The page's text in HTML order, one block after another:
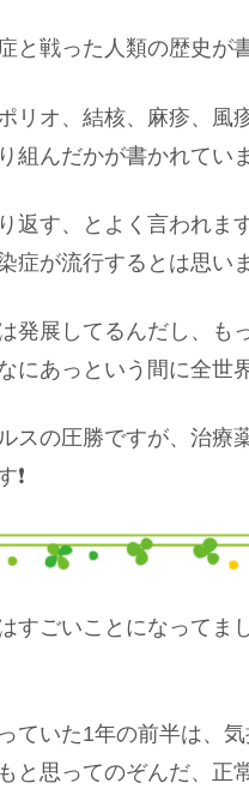
と戦った人類の歴史が
リオ、結核、麻疹、風
組んだかが書かれていま
返す、とよく言われま
症が流行するとは思い
発展してるんだし、も
にあっという間に全世
スの圧勝ですが、治療
すごいことになってま
ていた1年の前半は、
と思ってのぞんだ、正